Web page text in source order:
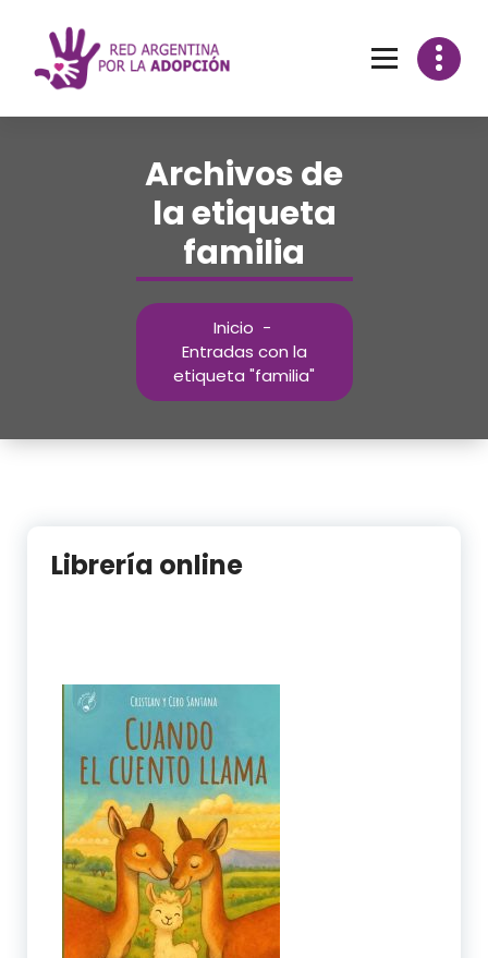
Archivos de
la etiqueta
familia
Inicio -
Entradas con la
etiqueta "familia"
Librería online